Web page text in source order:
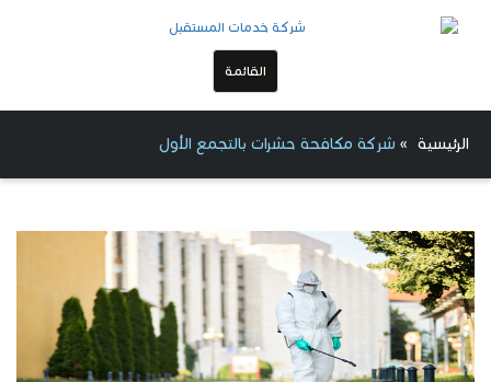
القائمة
الرئيسية » شركة مكافحة حشرات بالتجمع الأول